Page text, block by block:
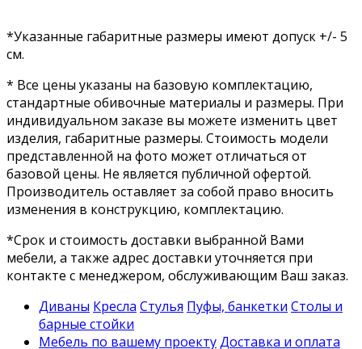
*Указанные габаритные размеры имеют допуск +/- 5
см.
* Все цены указаны на базовую комплектацию,
стандартные обивочные материалы и размеры. При
индивидуальном заказе вы можете изменить цвет
изделия, габаритные размеры. Стоимость модели
представленной на фото может отличаться от
базовой цены. Не является публичной офертой.
Производитель оставляет за собой право вносить
изменения в конструкцию, комплектацию.
*Срок и стоимость доставки выбранной Вами
мебели, а также адрес доставки уточняется при
контакте с менеджером, обслуживающим Ваш заказ.
Диваны Кресла Стулья Пуфы, банкетки Столы и
барные стойки
Мебель по вашему проектуДоставка и оплата